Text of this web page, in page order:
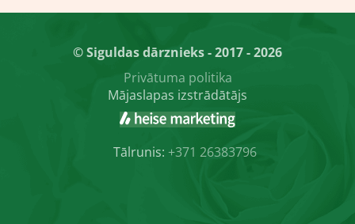
© Siguldas dārznieks - 2017 - 2026
Privātuma politika
Mājaslapas izstrādātājs
Tālrunis: +371 26383796